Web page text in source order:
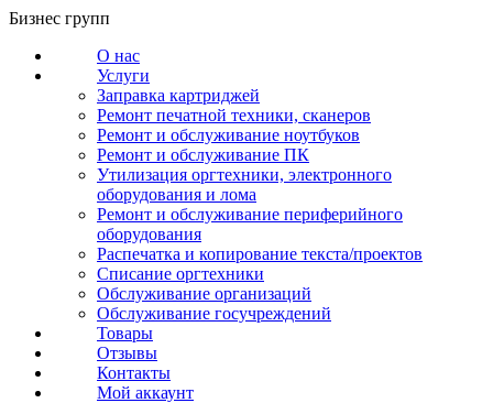
Перейти
содержанию
Бизнес групп
О нас
Услуги
Заправка картриджей
Ремонт печатной техники, сканеров
Ремонт и обслуживание ноутбуков
Ремонт и обслуживание ПК
Утилизация оргтехники, электронного
оборудования и лома
Ремонт и обслуживание периферийного
оборудования
Распечатка и копирование текста/проектов
Списание оргтехники
Обслуживание организаций
Обслуживание госучреждений
Товары
Отзывы
Контакты
Мой аккаунт